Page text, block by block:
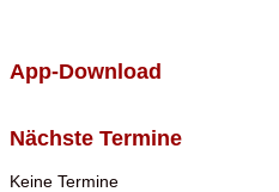
App-Download
Nächste Termine
Keine Termine